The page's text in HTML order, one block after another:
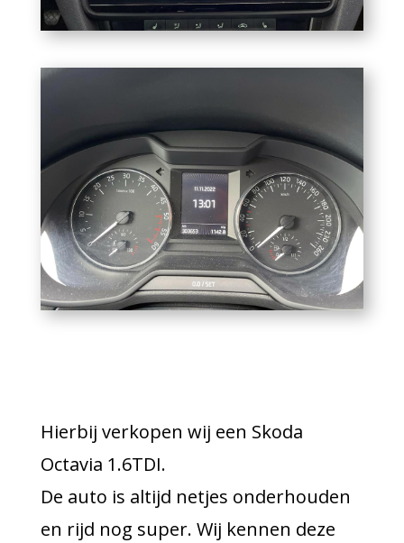
Hierbij verkopen wij een Skoda
Octavia 1.6TDI.
De auto is altijd netjes onderhouden
en rijd nog super. Wij kennen deze